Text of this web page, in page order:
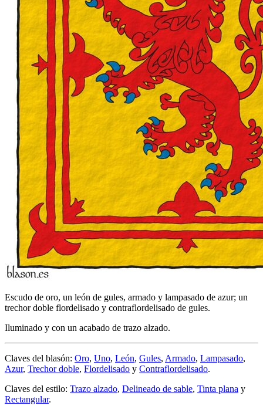
Escudo de oro, un león de gules, armado y lampasado de azur; un
trechor doble flordelisado y contraflordelisado de gules.
Iluminado y con un acabado de trazo alzado.
Claves del blasón: Oro, Uno, León, Gules, Armado, Lampasado,
Azur, Trechor doble, Flordelisado y Contraflordelisado.
Claves del estilo: Trazo alzado, Delineado de sable, Tinta plana y
Rectangular.